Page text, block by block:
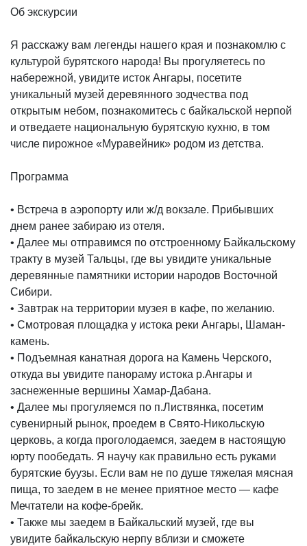
Об экскурсии
Я расскажу вам легенды нашего края и познакомлю с
культурой бурятского народа! Вы прогуляетесь по
набережной, увидите исток Ангары, посетите
уникальный музей деревянного зодчества под
открытым небом, познакомитесь с байкальской нерпой
и отведаете национальную бурятскую кухню, в том
числе пирожное «Муравейник» родом из детства.
Программа
• Встреча в аэропорту или ж/д вокзале. Прибывших
днем ранее забираю из отеля.
• Далее мы отправимся по отстроенному Байкальскому
тракту в музей Тальцы, где вы увидите уникальные
деревянные памятники истории народов Восточной
Сибири.
• Завтрак на территории музея в кафе, по желанию.
• Смотровая площадка у истока реки Ангары, Шаман-
камень.
• Подъемная канатная дорога на Камень Черского,
откуда вы увидите панораму истока р.Ангары и
заснеженные вершины Хамар-Дабана.
• Далее мы прогуляемся по п.Листвянка, посетим
сувенирный рынок, проедем в Свято-Никольскую
церковь, а когда проголодаемся, заедем в настоящую
юрту пообедать. Я научу как правильно есть руками
бурятские буузы. Если вам не по душе тяжелая мясная
пища, то заедем в не менее приятное место — кафе
Мечтатели на кофе-брейк.
• Также мы заедем в Байкальский музей, где вы
увидите байкальскую нерпу вблизи и сможете